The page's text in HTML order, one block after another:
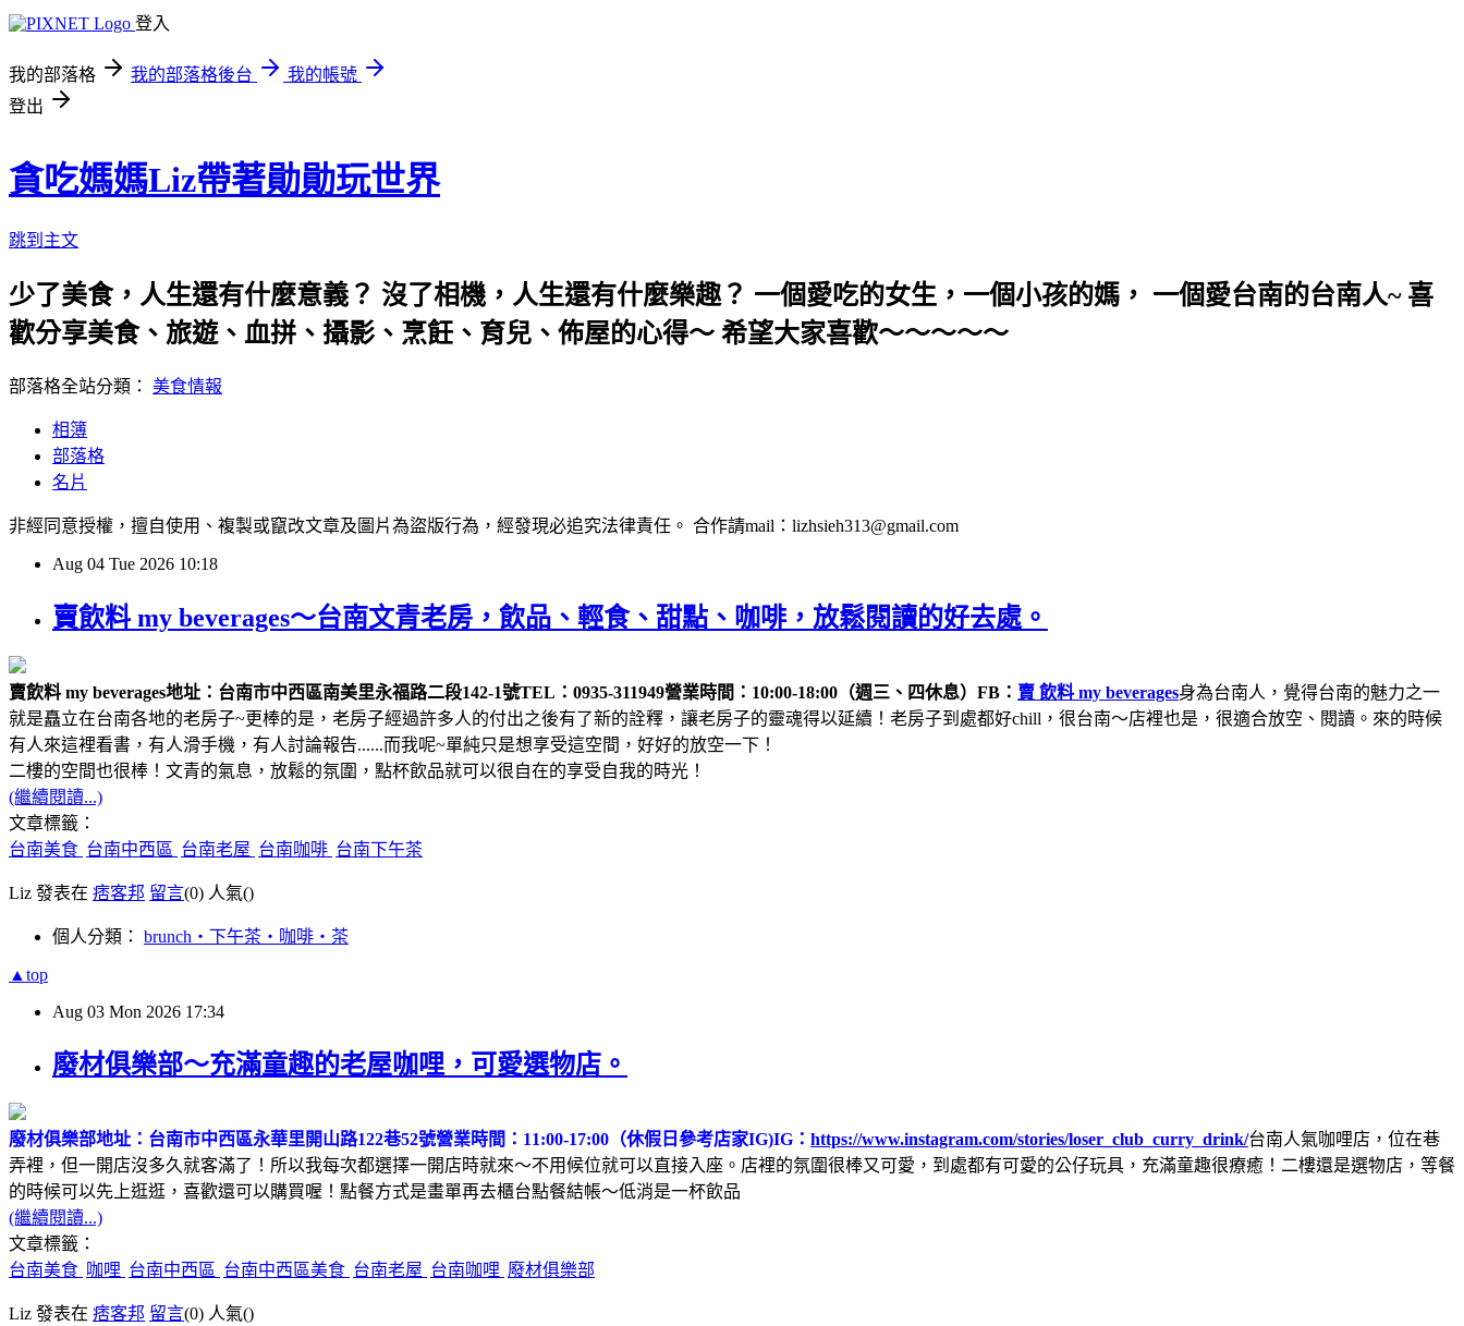
登入
我的部落格 我的部落格後台
我的帳號
登出
貪吃媽媽Liz帶著勛勛玩世界
跳到主文
少了美食，人生還有什麼意義？ 沒了相機，人生還有什麼樂趣？ 一個愛吃的女生，一個小孩的媽， 一個愛台南的台南人~ 喜
歡分享美食、旅遊、血拼、攝影、烹飪、育兒、佈屋的心得～ 希望大家喜歡～～～～～
部落格全站分類： 美食情報
相簿
部落格
名片
非經同意授權，擅自使用、複製或竄改文章及圖片為盜版行為，經發現必追究法律責任。 合作請mail：lizhsieh313@gmail.com
Aug 04 Tue 2026 10:18
賣飲料 my beverages～台南文青老房，飲品、輕食、甜點、咖啡，放鬆閱讀的好去處。
賣飲料 my beverages地址：台南市中西區南美里永福路二段142-1號TEL：0935-311949營業時間：10:00-18:00（週三、四休息） FB： 賣 飲料 my beverages身為台南人，覺得台南的魅力之一
就是矗立在台南各地的老房子~更棒的是，老房子經過許多人的付出之後有了新的詮釋，讓老房子的靈魂得以延續！老房子到處都好chill，很台南～店裡也是，很適合放空、閱讀。來的時候
有人來這裡看書，有人滑手機，有人討論報告......而我呢~單純只是想享受這空間，好好的放空一下！
二樓的空間也很棒！文青的氣息，放鬆的氛圍，點杯飲品就可以很自在的享受自我的時光！
(繼續閱讀...)
文章標籤：
台南美食 台南中西區 台南老屋 台南咖啡 台南下午茶
Liz 發表在 痞客邦 留言(0) 人氣()
個人分類： brunch‧下午茶‧咖啡‧茶
▲top
Aug 03 Mon 2026 17:34
廢材俱樂部～充滿童趣的老屋咖哩，可愛選物店。
廢材俱樂部地址：台南市中西區永華里開山路122巷52號營業時間：11:00-17:00（休假日參考店家IG)IG： https://www.instagram.com/stories/loser_club_curry_drink/台南人氣咖哩店，位在巷
弄裡，但一開店沒多久就客滿了！所以我每次都選擇一開店時就來～不用候位就可以直接入座。店裡的氛圍很棒又可愛，到處都有可愛的公仔玩具，充滿童趣很療癒！二樓還是選物店，等餐
的時候可以先上逛逛，喜歡還可以購買喔！點餐方式是畫單再去櫃台點餐結帳～低消是一杯飲品
(繼續閱讀...)
文章標籤：
台南美食 咖哩 台南中西區 台南中西區美食 台南老屋 台南咖哩 廢材俱樂部
Liz 發表在 痞客邦 留言(0) 人氣()